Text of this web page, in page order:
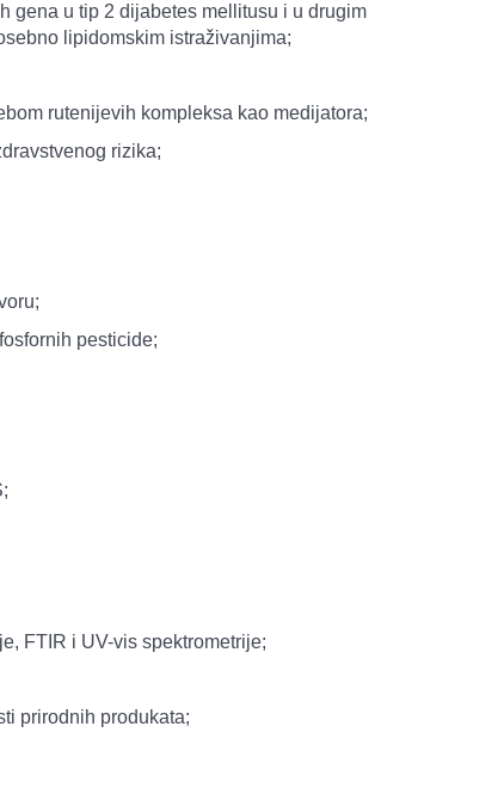
gena u tip 2 dijabetes mellitusu i u drugim
lipidomskim istraživanjima;
rutenijevih kompleksa kao medijatora;
rizika;
pesticide;
FTIR i UV-vis spektrometrije;
prirodnih produkata;